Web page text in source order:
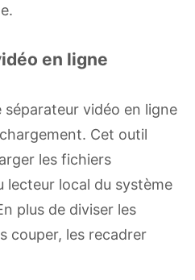
en ligne
séparateur vidéo en ligne
Cet outil
les fichiers
local du système
plus de diviser les
couper, les recadrer